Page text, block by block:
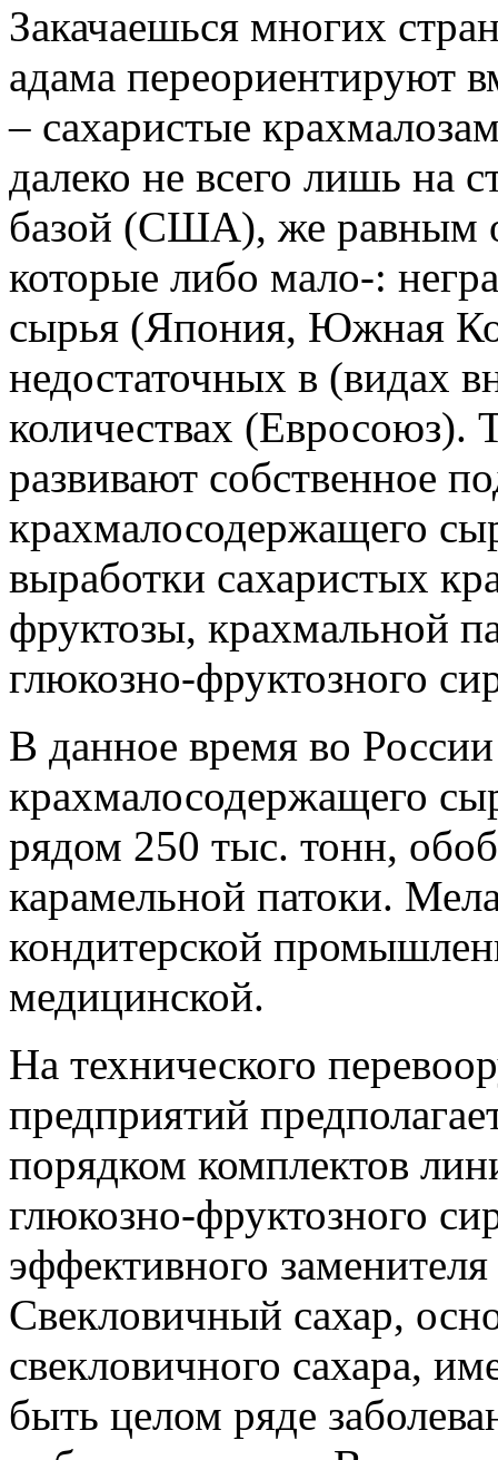
Закачаешься многих
адама переориентируют
– сахаристые
далеко не всего лишь на
базой (США), же равным
которые либо мало-:
сырья (Япония, Южная
недостаточных в (видах
количествах (Евросоюз).
развивают собственное
крахмалосодержащего
выработки сахаристых
фруктозы, крахмальной
глюкозно-фруктозного
В данное время во
крахмалосодержащего
рядом 250 тыс. тонн,
карамельной патоки.
кондитерской
медицинской.
На технического
предприятий
порядком комплектов
глюкозно-фруктозного
эффективного
Свекловичный сахар,
свекловичного сахара,
быть целом ряде